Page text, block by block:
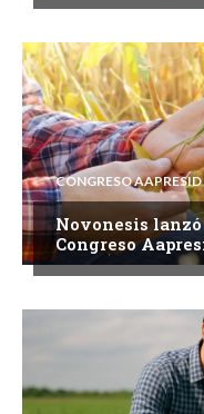
CONGRESO
Novonesis
Congreso